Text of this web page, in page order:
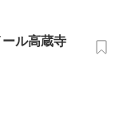
ル高蔵寺